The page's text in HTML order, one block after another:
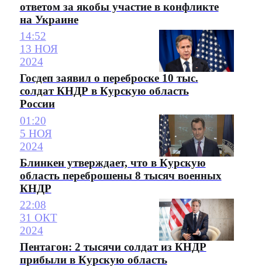
ответом за якобы участие в конфликте
на Украине
14:52
13 НОЯ
2024
Госдеп заявил о переброске 10 тыс.
солдат КНДР в Курскую область
России
01:20
5 НОЯ
2024
Блинкен утверждает, что в Курскую
область переброшены 8 тысяч военных
КНДР
22:08
31 ОКТ
2024
Пентагон: 2 тысячи солдат из КНДР
прибыли в Курскую область